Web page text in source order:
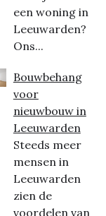
een woning in
Leeuwarden?
Ons...
Bouwbehang
voor
nieuwbouw in
Leeuwarden
Steeds meer
mensen in
Leeuwarden
zien de
voordelen van